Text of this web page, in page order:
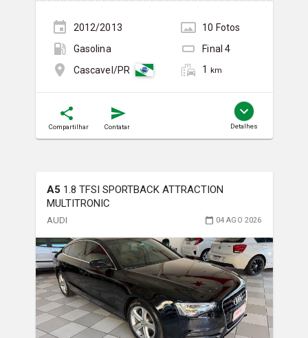
2012/2013 10 Fotos
Gasolina
Final4
Cascavel/PR
1 km
Compartilhar Contatar Detalhes
A5 1.8 TFSI SPORTBACK ATTRACTION
MULTITRONIC
AUDI 04 AGO 2026